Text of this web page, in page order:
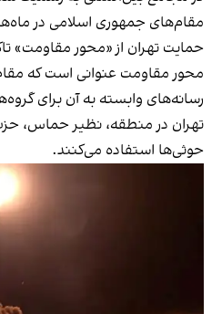
مقام‌های جمهوری اسلامی در
حمایت تهران از «محور مقاومت»
محور مقاومت عنوانی است که
رسانه‌های وابسته به آن برای
تهران در منطقه، نظیر حماس،
حوثی‌ها استفاده می‌کنند.